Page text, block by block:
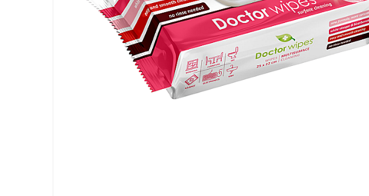
LORIS Odorizant cu Betisoare